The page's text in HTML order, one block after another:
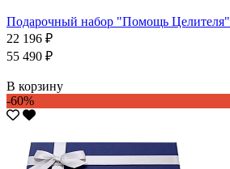
Подарочный набор "Помощь Целителя"
22 196 ₽
55 490 ₽
В корзину
-60%